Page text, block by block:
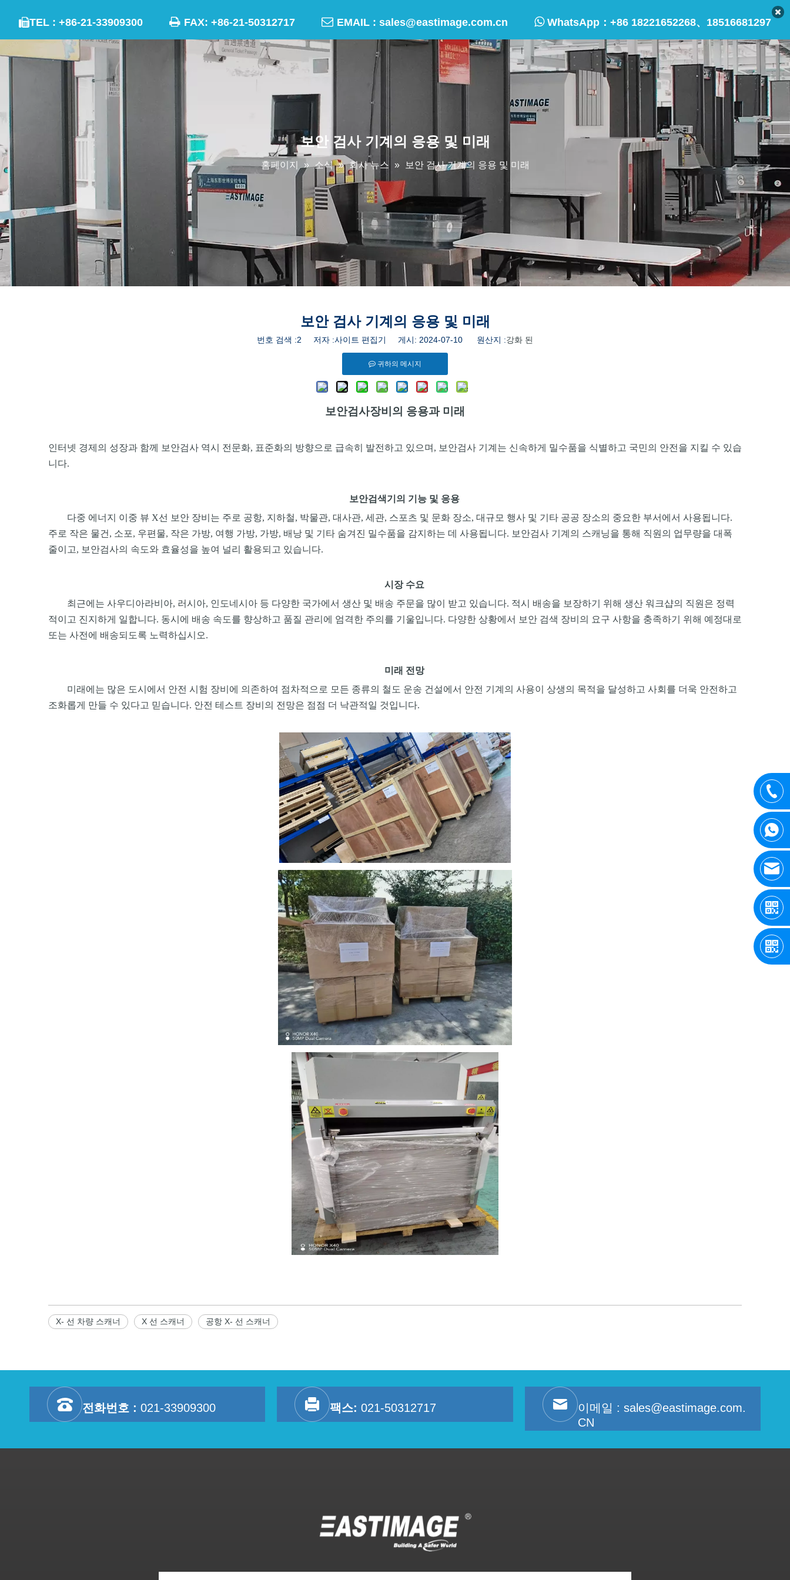
TEL : +86-21-33909300  FAX: +86-21-50312717  EMAIL : sales@eastimage.com.cn WhatsApp： +86 18221652268、18516681297
보안 검사 기계의 응용 및 미래
홈페이지 » 소식 » 회사 뉴스 » 보안 검사 기계의 응용 및 미래
보안 검사 기계의 응용 및 미래
번호 검색 :2 저자 :사이트 편집기 게시: 2024-07-10 원산지 :강화 된
귀하의 메시지
보안검사장비의 응용과 미래
인터넷 경제의 성장과 함께 보안검사 역시 전문화, 표준화의 방향으로 급속히 발전하고 있으며, 보안검사 기계는 신속하게 밀수품을 식별하고 국민의 안전을 지킬 수 있습
니다.
보안검색기의 기능 및 응용
다중 에너지 이중 뷰 X선 보안 장비는 주로 공항, 지하철, 박물관, 대사관, 세관, 스포츠 및 문화 장소, 대규모 행사 및 기타 공공 장소의 중요한 부서에서 사용됩니다.
주로 작은 물건, 소포, 우편물, 작은 가방, 여행 가방, 가방, 배낭 및 기타 숨겨진 밀수품을 감지하는 데 사용됩니다. 보안검사 기계의 스캐닝을 통해 직원의 업무량을 대폭
줄이고, 보안검사의 속도와 효율성을 높여 널리 활용되고 있습니다.
시장 수요
최근에는 사우디아라비아, 러시아, 인도네시아 등 다양한 국가에서 생산 및 배송 주문을 많이 받고 있습니다. 적시 배송을 보장하기 위해 생산 워크샵의 직원은 정력
적이고 진지하게 일합니다. 동시에 배송 속도를 향상하고 품질 관리에 엄격한 주의를 기울입니다. 다양한 상황에서 보안 검색 장비의 요구 사항을 충족하기 위해 예정대로
또는 사전에 배송되도록 노력하십시오.
미래 전망
미래에는 많은 도시에서 안전 시험 장비에 의존하여 점차적으로 모든 종류의 철도 운송 건설에서 안전 기계의 사용이 상생의 목적을 달성하고 사회를 더욱 안전하고
조화롭게 만들 수 있다고 믿습니다. 안전 테스트 장비의 전망은 점점 더 낙관적일 것입니다.
X- 선 차량 스캐너 X 선 스캐너 공항 X- 선 스캐너
전화번호 : 021-33909300 팩스: 021-50312717 이메일 : sales@eastimage.com.
CN